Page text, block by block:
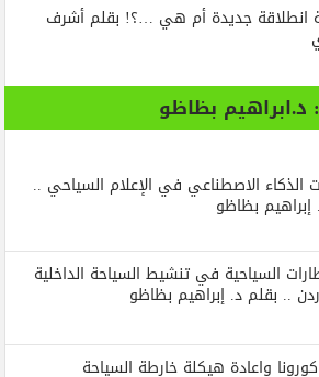
انطلاقة جديدة أم هي …؟! بقلم أشرف
: د.ابراهيم بظاظو
الذكاء الاصطناعي في الإعلام السياحي ..
بظاظو
السياحية في تنشيط السياحة الداخلية
.. بقلم د. إبراهيم بظاظو
واعادة هيكلة خارطة السياحة